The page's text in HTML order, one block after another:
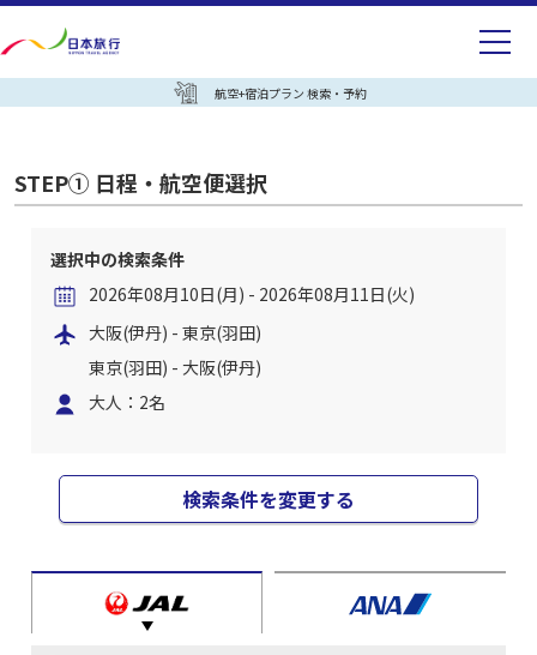
航空+宿泊プラン 検索・予約
STEP① 日程・航空便選択
選択中の検索条件
2026年08月10日(月) - 2026年08月11日(火)
大阪(伊丹) - 東京(羽田)
東京(羽田) - 大阪(伊丹)
大人：2名
検索条件を変更する